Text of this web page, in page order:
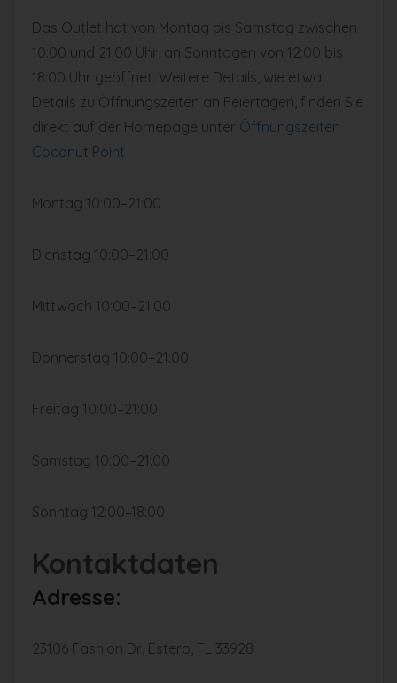
Das Outlet hat von Montag bis Samstag zwischen
10:00 und 21:00 Uhr, an Sonntagen von 12:00 bis
18:00 Uhr geöffnet. Weitere Details, wie etwa
Details zu Öffnungszeiten an Feiertagen, finden Sie
direkt auf der Homepage unter Öffnungszeiten
Coconut Point
Montag 10:00–21:00
Dienstag 10:00–21:00
Mittwoch 10:00–21:00
Donnerstag 10:00–21:00
Freitag 10:00–21:00
Samstag 10:00–21:00
Sonntag 12:00–18:00
Kontaktdaten
Adresse:
23106 Fashion Dr, Estero, FL 33928